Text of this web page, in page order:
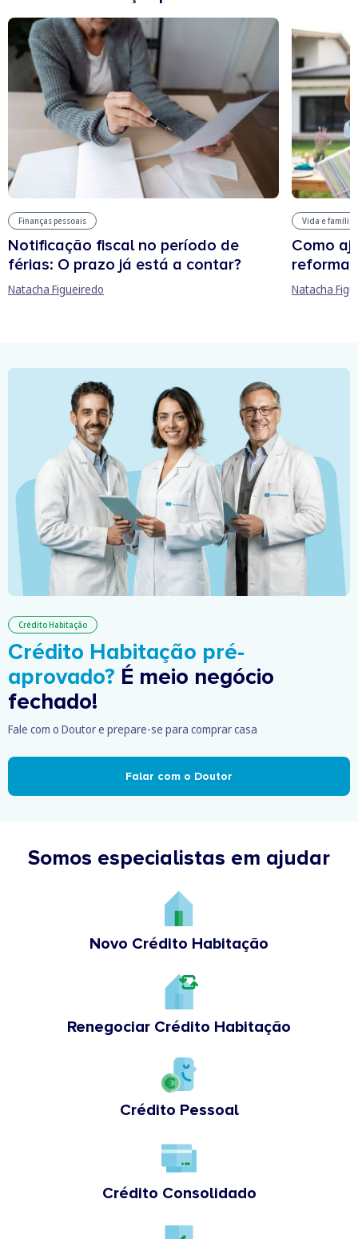
Finanças pessoais
Notificação fiscal no período de
férias: O prazo já está a contar?
Natacha Figueiredo
Vida e família
Como
reforma
Natacha
Crédito Habitação
Crédito Habitação pré-
aprovado? É meio negócio
fechado!
Fale com o Doutor e prepare-se para comprar casa
Falar com o Doutor
Somos especialistas em ajudar
Novo Crédito Habitação
Renegociar Crédito Habitação
Crédito Pessoal
Crédito Consolidado